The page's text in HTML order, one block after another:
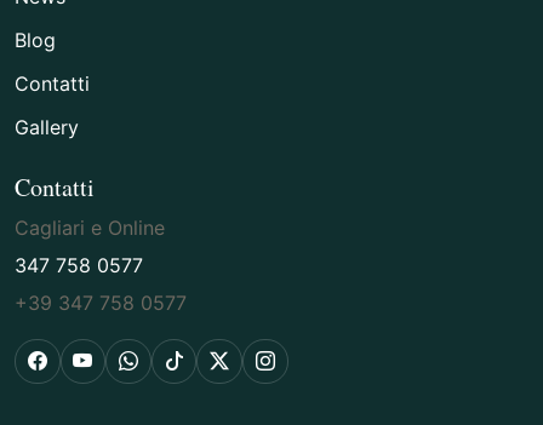
Blog
Contatti
Gallery
Contatti
Cagliari e Online
347 758 0577
+39 347 758 0577
Facebook
YouTubeWhatsApp
TikTok
X Instagram